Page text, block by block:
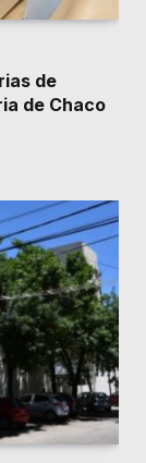
de
de Chaco